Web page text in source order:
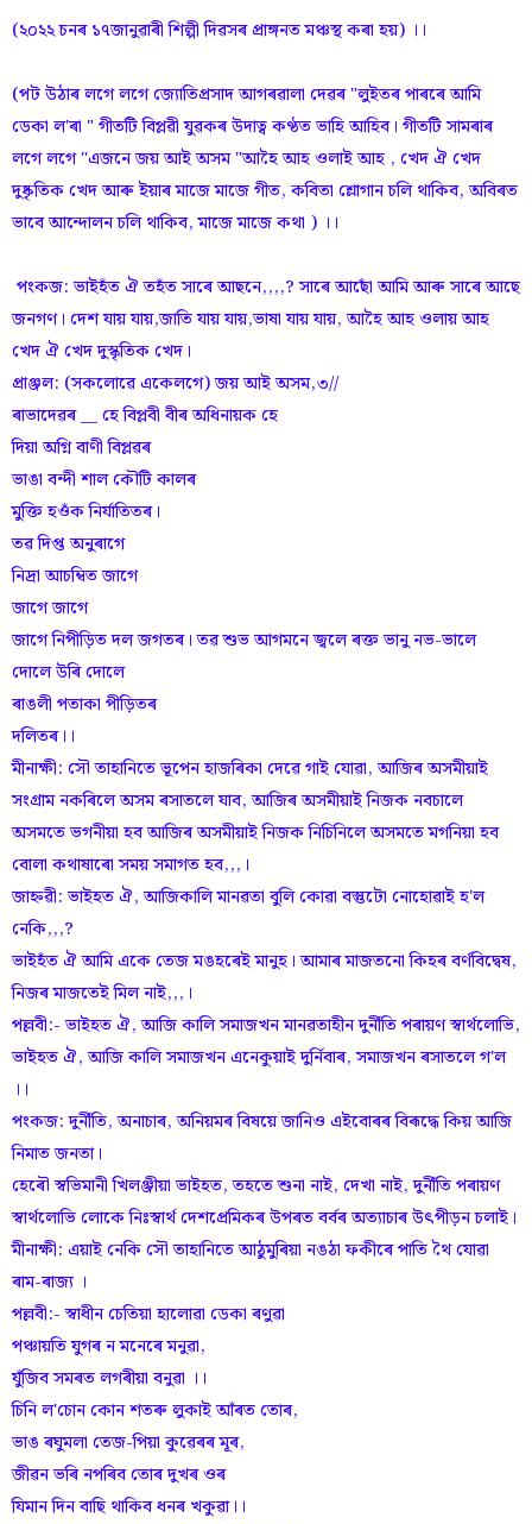
(২০২২ চনৰ ১৭জানুৱাৰী শিল্পী দিৱসৰ প্ৰাঙ্গনত মঞ্চস্থ কৰা হয়) ।।
(পট উঠাৰ লগে লগে জ্যোতিপ্ৰসাদ আগৰৱালা দেৱৰ "লুইতৰ পাৰৰে আমি
ডেকা ল'ৰা " গীতটি বিপ্লৱী যুৱকৰ উদাত্ব কণ্ঠত ভাহি আহিব। গীতটি সামৰাৰ
লগে লগে "এজনে জয় আই অসম "আহৈ আহ ওলাই আহ , খেদ ঐ খেদ
দুষ্কৃতিক খেদ আৰু ইয়াৰ মাজে মাজে গীত, কবিতা শ্লোগান চলি থাকিব, অবিৰত
ভাবে আন্দোলন চলি থাকিব, মাজে মাজে কথা ) ।।
পংকজ: ভাইহঁত ঐ তহঁত সাৰে আছনে,,,,? সাৰে আছোঁ আমি আৰু সাৰে আছে
জনগণ। দেশ যায় যায়,জাতি যায় যায়,ভাষা যায় যায়, আহৈ আহ ওলায় আহ
খেদ ঐ খেদ দুস্কৃতিক খেদ।
প্ৰাঞ্জল: (সকলোৱে একেলগে) জয় আই অসম,৩//
ৰাভাদেৱৰ __ হে বিপ্লবী বীৰ অধিনায়ক হে
দিয়া অগ্নি বাণী বিপ্লৱৰ
ভাঙা বন্দী শাল কৌটি কালৰ
মুক্তি হওঁক নিৰ্যাতিতৰ।
তৱ দিপ্ত অনুৰাগে
নিদ্ৰা আচম্বিত জাগে
জাগে জাগে
জাগে নিপীড়িত দল জগতৰ। তৱ শুভ আগমনে জ্বলে ৰক্ত ভানু নভ-ভালে
দোলে উৰি দোলে
ৰাঙলী পতাকা পীড়িতৰ
দলিতৰ।।
মীনাক্ষী: সৌ তাহানিতে ভূপেন হাজৰিকা দেৱে গাই যোৱা, আজিৰ অসমীয়াই
সংগ্ৰাম নকৰিলে অসম ৰসাতলে যাব, আজিৰ অসমীয়াই নিজক নবচালে
অসমতে ভগনীয়া হব আজিৰ অসমীয়াই নিজক নিচিনিলে অসমতে মগনিয়া হব
বোলা কথাষাৰো সময় সমাগত হব,,,।
জাহ্নৱী: ভাইহত ঐ, আজিকালি মানৱতা বুলি কোৱা বস্তুটো নোহোৱাই হ'ল
নেকি,,,?
ভাইহঁত ঐ আমি একে তেজ মঙহৰেই মানুহ। আমাৰ মাজতনো কিহৰ বৰ্ণবিদ্বেষ,
নিজৰ মাজতেই মিল নাই,,,।
পল্লবী:- ভাইহত ঐ, আজি কালি সমাজখন মানৱতাহীন দুৰ্নীতি পৰায়ণ স্বাৰ্থলোভি,
ভাইহত ঐ, আজি কালি সমাজখন এনেকুয়াই দুৰ্নিবাৰ, সমাজখন ৰসাতলে গ'ল
।।
পংকজ: দুৰ্নীতি, অনাচাৰ, অনিয়মৰ বিষয়ে জানিও এইবোৰৰ বিৰূদ্ধে কিয় আজি
নিমাত জনতা।
হেৰৌ স্বভিমানী খিলঞ্জীয়া ভাইহত, তহতে শুনা নাই, দেখা নাই, দুৰ্নীতি পৰায়ণ
স্বাৰ্থলোভি লোকে নিঃস্বাৰ্থ দেশপ্ৰেমিকৰ উপৰত বৰ্বৰ অত্যাচাৰ উৎপীড়ন চলাই।
মীনাক্ষী: এয়াই নেকি সৌ তাহানিতে আঠুমুৰিয়া নঙঠা ফকীৰে পাতি থৈ যোৱা
ৰাম-ৰাজ্য ।
পল্লবী:- স্বাধীন চেতিয়া হালোৱা ডেকা ৰণুৱা
পঞ্চায়তি যুগৰ ন মনেৰে মনুৱা,
যুঁজিব সমৰত লগৰীয়া বনুৱা ।।
চিনি ল'চোন কোন শতৰু লুকাই আঁৰত তোৰ,
ভাঙ ৰঘুমলা তেজ-পিয়া কুৱেৰৰ মূৰ,
জীৱন ভৰি নপৰিব তোৰ দুখৰ ওৰ
যিমান দিন বাছি থাকিব ধনৰ খকুৱা।।